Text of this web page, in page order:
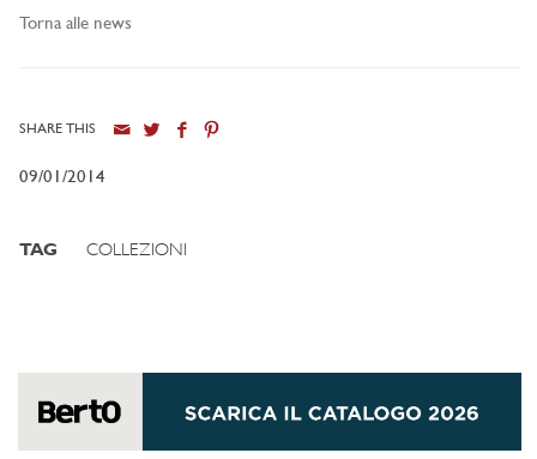
Torna alle news
SHARE THIS
09/01/2014
TAG COLLEZIONI